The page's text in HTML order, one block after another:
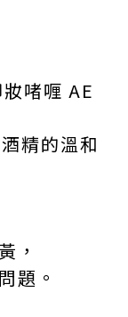
啫喱 AE
精的溫和
，
題。